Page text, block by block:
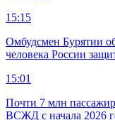
15:15
Омбудсмен Бурятии
человека России
15:01
Почти 7 млн
ВСЖД с начала 2026